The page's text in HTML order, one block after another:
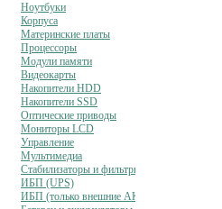
Ноутбуки
Корпуса
Материнские платы
Процессоры
Модули памяти
Видеокарты
Накопители HDD
Накопители SSD
Оптические приводы
Мониторы LCD
Управление
Мультимедиа
Стабилизаторы и фильтры
ИБП (UPS)
ИБП (только внешние АКБ)